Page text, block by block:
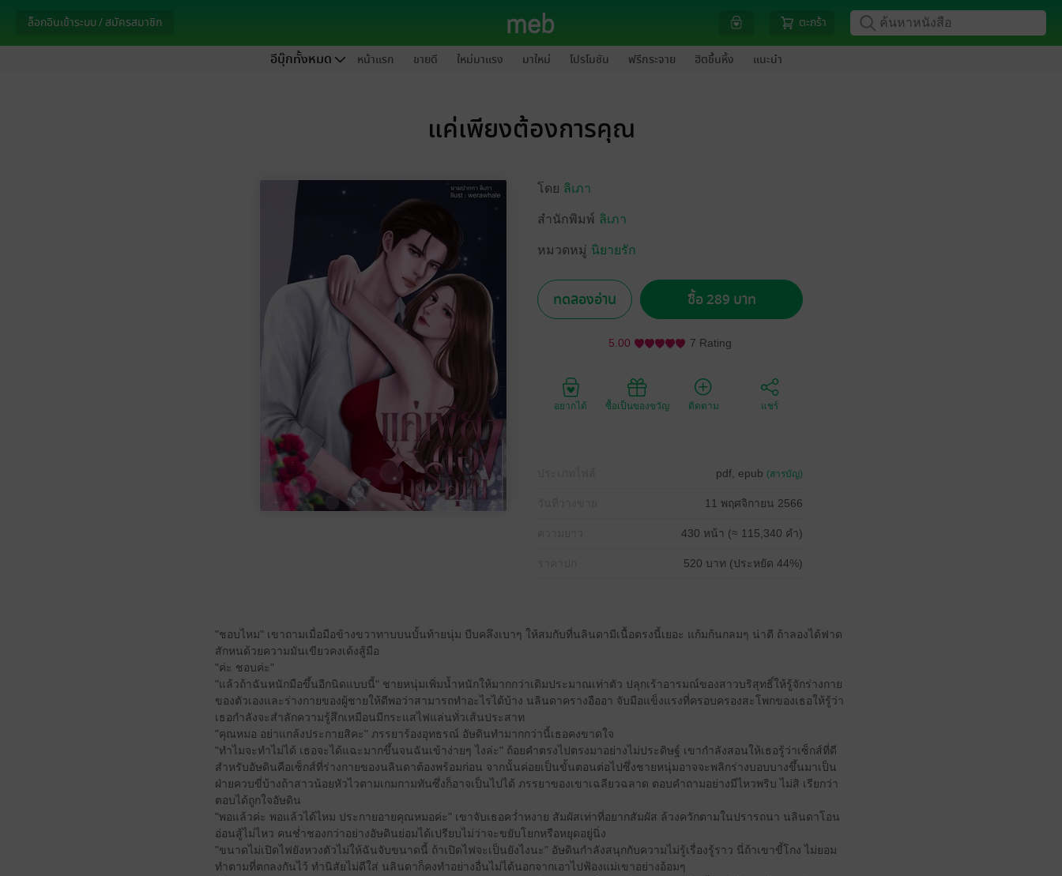
ล็อกอินเข้าระบบ / สมัครสมาชิก ตะกร้า
อีบุ๊กทั้งหมด หน้าแรก ขายดี ใหม่มาแรง มาใหม่ โปรโมชัน ฟรีกระจาย ฮิตขึ้นหิ้ง แนะนำ
แค่เพียงต้องการคุณ
โดย ลิเภา
สำนักพิมพ์ ลิเภา
หมวดหมู่ นิยายรัก
ทดลองอ่าน ซื้อ 289 บาท
5.00 7 Rating
อยากได้ ซื้อเป็นของขวัญ ติดตาม แชร์
pdf, epub (สารบัญ)
11 พฤศจิกายน 2566
430 หน้า (≈ 115,340 คำ)
520 บาท (ประหยัด 44%)
"ชอบไหม" เขาถามเมื่อมือข้างขวาทาบบนบั้นท้ายนุ่ม บีบคลึงเบาๆ ให้สมกับที่นลินดามีเนื้อตรงนี้เยอะ แก้มก้นกลมๆ น่าตี ถ้าลองได้ฟาด
สักหนด้วยความมันเขียวคงเด้งสู้มือ
"ค่ะ ชอบค่ะ"
"แล้วถ้าฉันหนักมือขึ้นอีกนิดแบบนี้" ชายหนุ่มเพิ่มน้ำหนักให้มากกว่าเดิมประมาณเท่าตัว ปลุกเร้าอารมณ์ของสาวบริสุทธิ์ให้รู้จักร่างกาย
ของตัวเองและร่างกายของผู้ชายให้ดีพอว่าสามารถทำอะไรได้บ้าง นลินดาครางอืออา จับมือแข็งแรงที่ครอบครองสะโพกของเธอให้รู้ว่า
เธอกำลังจะสำลักความรู้สึกเหมือนมีกระแสไฟแล่นทั่วเส้นประสาท
"คุณหมอ อย่าแกล้งประกายสิคะ" ภรรยาร้องอุทธรณ์ อัษดินทำมากกว่านี้เธอคงขาดใจ
"ทำไมจะทำไม่ได้ เธอจะได้แฉะมากขึ้นจนฉันเข้าง่ายๆ ไงล่ะ" ถ้อยคำตรงไปตรงมาอย่างไม่ประดิษฐ์ เขากำลังสอนให้เธอรู้ว่าเซ็กส์ที่ดี
สำหรับอัษดินคือเซ็กส์ที่ร่างกายของนลินดาต้องพร้อมก่อน จากนั้นค่อยเป็นขั้นตอนต่อไปซึ่งชายหนุ่มอาจจะพลิกร่างบอบบางขึ้นมาเป็น
ฝ่ายควบขี่บ้างถ้าสาวน้อยหัวไวตามเกมกามทันซึ่งก็อาจเป็นไปได้ ภรรยาของเขาเฉลียวฉลาด ตอบคำถามอย่างมีไหวพริบ ไม่สิ เรียกว่า
ตอบได้ถูกใจอัษดิน
"พอแล้วค่ะ พอแล้วได้ไหม ประกายอายคุณหมอค่ะ" เขาจับเธอคว่ำหงาย สัมผัสเท่าที่อยากสัมผัส ล้วงควักตามในปรารถนา นลินดาโอน
อ่อนสู้ไม่ไหว คนช่ำชองกว่าอย่างอัษดินย่อมได้เปรียบไม่ว่าจะขยับโยกหรือหยุดอยู่นิ่ง
"ขนาดไม่เปิดไฟยังหวงตัวไม่ให้ฉันจับขนาดนี้ ถ้าเปิดไฟจะเป็นยังไงนะ" อัษดินกำลังสนุกกับความไม่รู้เรื่องรู้ราว นี่ถ้าเขาขี้โกง ไม่ยอม
ทำตามที่ตกลงกันไว้ ทำนิสัยไม่ดีใส่ นลินดาก็คงทำอย่างอื่นไม่ได้นอกจากเอาไปฟ้องแม่เขาอย่างอ้อมๆ